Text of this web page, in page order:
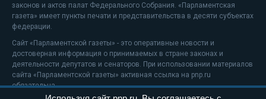
законов и актов палат Федерального Собрания. «Парламентская
газета» имеет пункты печати и представительства в десяти субъектах
федерации.
Сайт «Парламентской газеты» - это оперативные новости и
достоверная информация о принимаемых в стране законах и
деятельности депутатов и сенаторов. При использовании материалов
сайта «Парламентской газеты» активная ссылка на pnp.ru
обязательна.